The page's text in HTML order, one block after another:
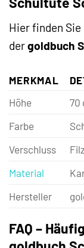
Hier finden
dergoldbuch
MERKMAL
Höhe
70
Farbe
Verschluss
Filz
Material
Hersteller
FAQ –